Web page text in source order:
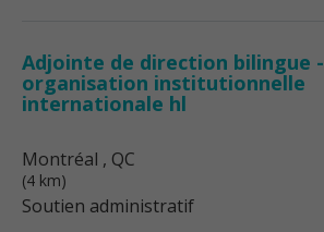
Adjointe de direction bilingue -
organisation institutionnelle
internationale hl
Montréal , QC
(4 km)
Soutien administratif